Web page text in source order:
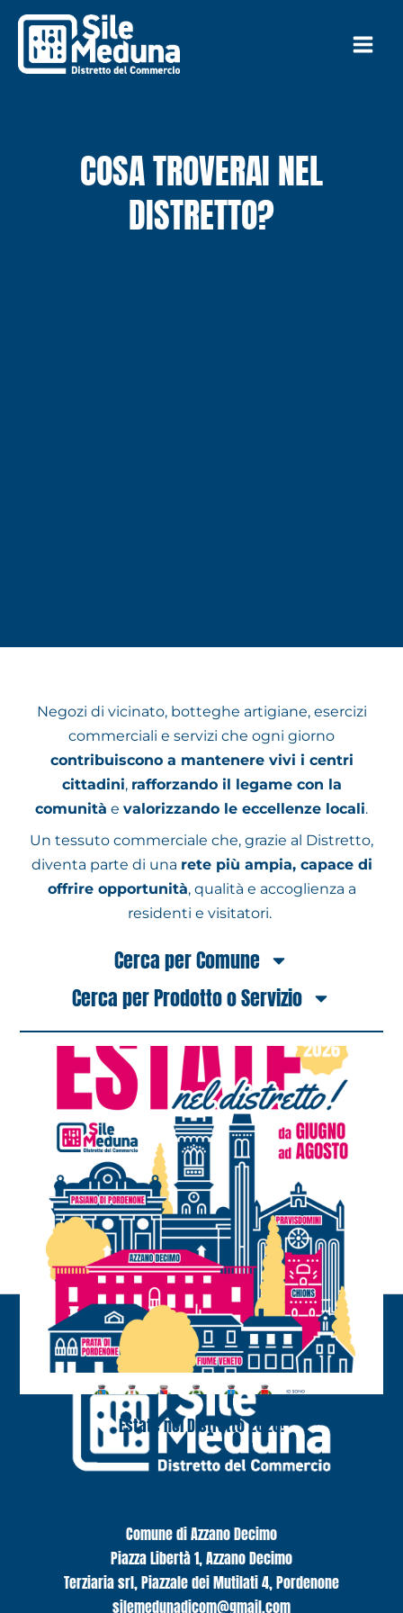
contenuto
COSA TROVERAI NEL
DISTRETTO?
Negozi di vicinato, botteghe artigiane, esercizi
commerciali e servizi che ogni giorno
contribuiscono a mantenere vivi i centri
cittadini, rafforzando il legame con la
comunità e valorizzando le eccellenze locali.
Un tessuto commerciale che, grazie al Distretto,
diventa parte di una rete più ampia, capace di
offrire opportunità, qualità e accoglienza a
residenti e visitatori.
Cerca per Comune
Cerca per Prodotto o Servizio
Estate nel Distretto 2026!
Comune di Azzano Decimo
Piazza Libertà 1, Azzano Decimo
Terziaria srl, Piazzale dei Mutilati 4, Pordenone
silemedunadicom@gmail.com